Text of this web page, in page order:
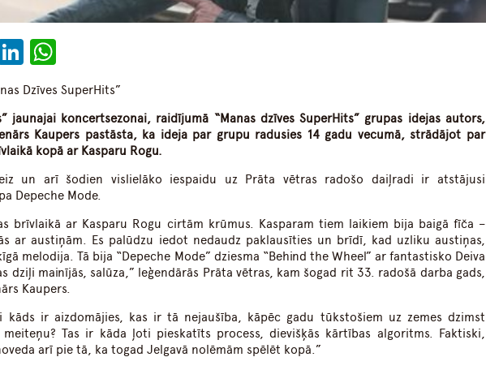
EmailLinkedIn
Dzīves SuperHits”
jaunajai koncertsezonai, raidījumā “Manas dzīves SuperHits” grupas idejas autors,
Kaupers pastāsta, ka ideja par grupu radusies 14 gadu vecumā, strādājot par
kopā ar Kasparu Rogu.
un arī šodien vislielāko iespaidu uz Prāta vētras radošo daiļradi ir atstājusi
Depeche Mode.
brīvlaikā ar Kasparu Rogu cirtām krūmus. Kasparam tiem laikiem bija baigā fīča –
ar austiņām. Es palūdzu iedot nedaudz paklausīties un brīdī, kad uzliku austiņas,
melodija. Tā bija “Depeche Mode” dziesma “Behind the Wheel” ar fantastisko Deiva
dziļi mainījās, salūza,” leģendārās Prāta vētras, kam šogad rit 33. radošā darba gads,
Kaupers.
kāds ir aizdomājies, kas ir tā nejaušība, kāpēc gadu tūkstošiem uz zemes dzimst
Tas ir kāda ļoti pieskatīts process, dievišķās kārtības algoritms. Faktiski,
arī pie tā, ka togad Jelgavā nolēmām spēlēt kopā.”